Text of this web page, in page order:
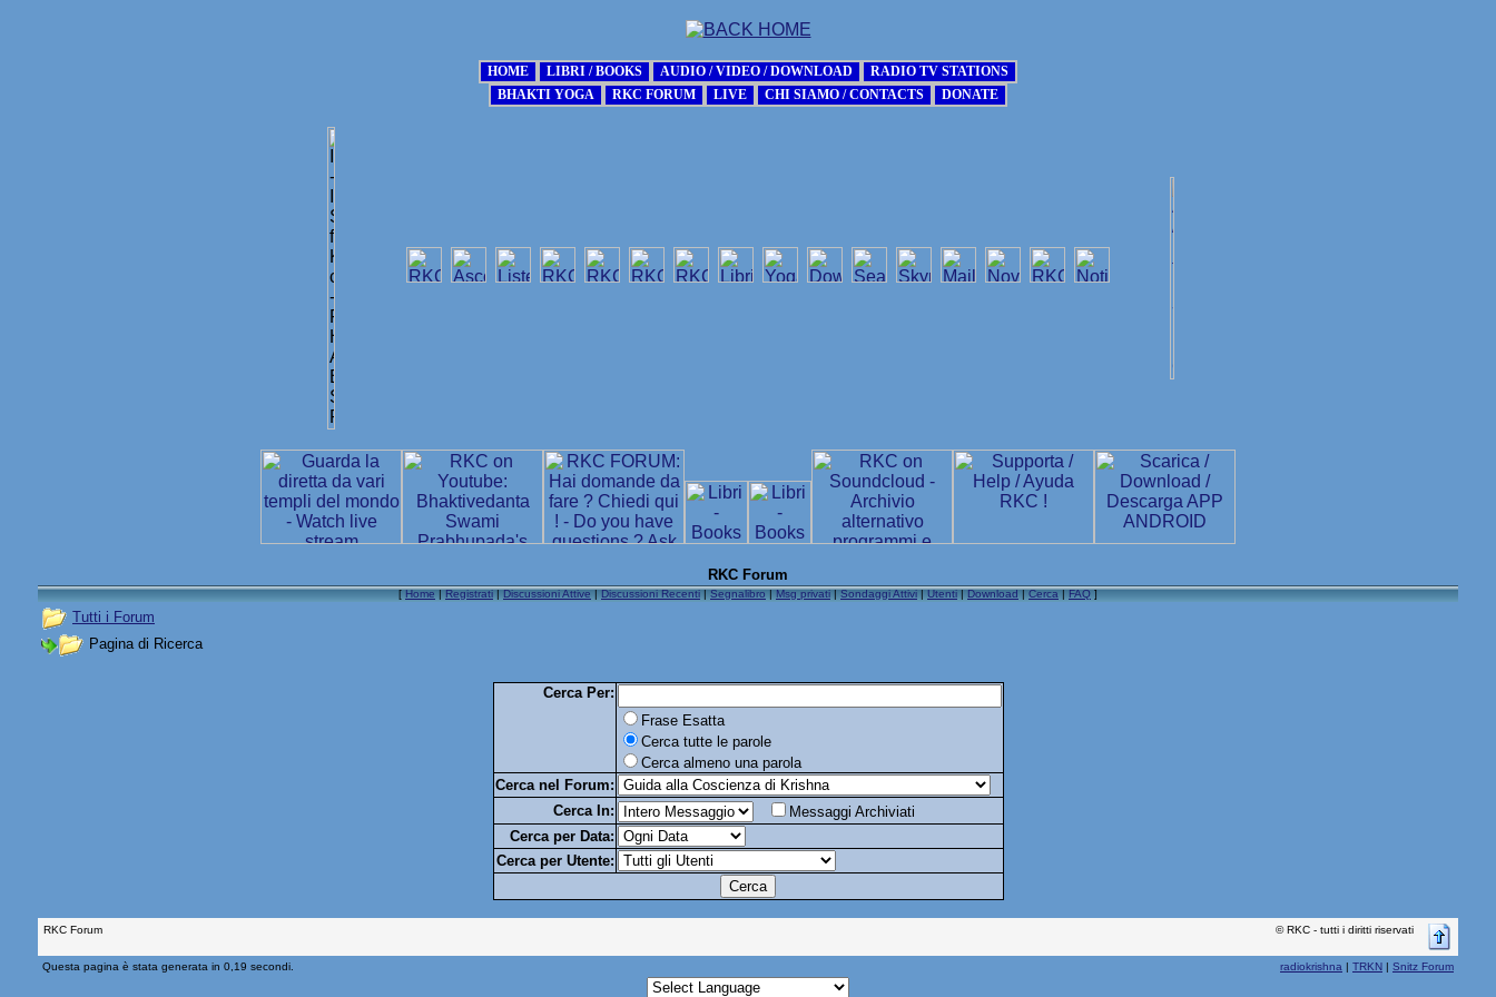
RKC Forum
[Home|Registrati|Discussioni Attive|Discussioni Recenti|Segnalibro|Msg privati|Sondaggi Attivi|Utenti|Download|Cerca|FAQ]
Tutti i Forum
Pagina di Ricerca
Cerca Per:
Frase Esatta
Cerca tutte le parole
Cerca almeno una parola
Cerca nel Forum:
Cerca In:
Messaggi Archiviati
Cerca per Data:
Cerca per Utente:
RKC Forum © RKC - tutti i diritti riservati
Questa pagina è stata generata in 0,19 secondi. radiokrishna | TRKN | Snitz Forum